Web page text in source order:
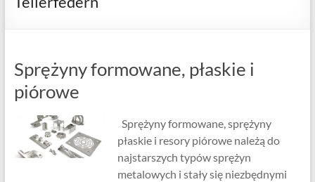
Sprężyny formowane, płaskie i
piórowe
Sprężyny formowane, sprężyny
płaskie i resory piórowe należą do
najstarszych typów sprężyn
metalowych i stały się niezbędnymi